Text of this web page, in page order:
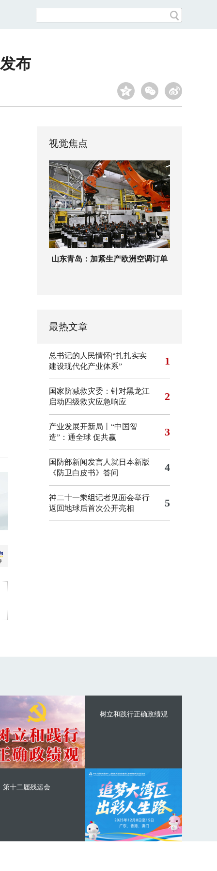
布
视觉焦点
山东青岛：加紧生产欧洲空调订单
最热文章
总书记的人民情怀|“扎扎实实
建设现代化产业体系”
1
国家防减救灾委：针对黑龙江
启动四级救灾应急响应
2
产业发展开新局丨“中国智
造”：通全球 促共赢
3
国防部新闻发言人就日本新版
《防卫白皮书》答问
4
神二十一乘组记者见面会举行
返回地球后首次公开亮相
5
树立和践行正确政绩观
第十二届残运会